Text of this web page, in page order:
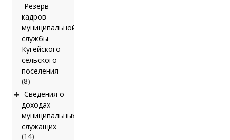
Резерв
кадров
муниципальной
службы
Кугейского
сельского
поселения
(8)
+ Сведения о
доходах
муниципальных
служащих
(14)